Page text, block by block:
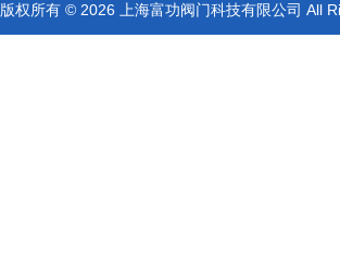
版权所有 © 2026 上海富功阀门科技有限公司 All